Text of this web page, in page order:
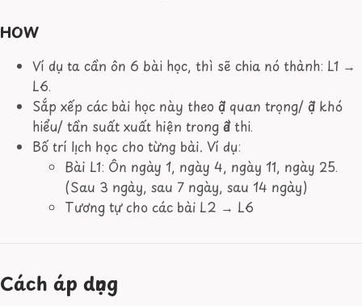
HOW
Ví dụ ta cần ôn 6 bài học, thì sẽ chia nó thành: L1 →
L6.
Sắp xếp các bài học này theo độ quan trọng/ độ khó
hiểu/ tần suất xuất hiện trong đề thi.
Bố trí lịch học cho từng bài. Ví dụ:
Bài L1: Ôn ngày 1, ngày 4, ngày 11, ngày 25.
(Sau 3 ngày, sau 7 ngày, sau 14 ngày)
Tương tự cho các bài L2 → L6
Cách áp dụng